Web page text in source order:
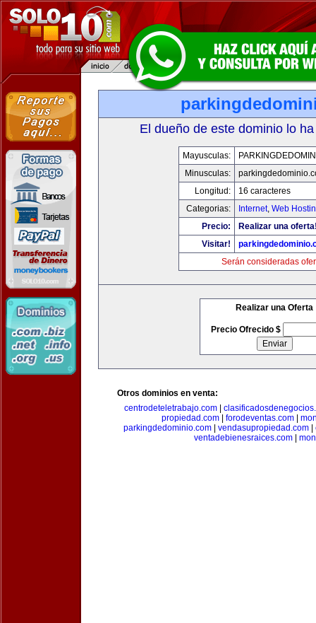
El dueño de este dominio lo
Mayusculas:
Minusculas:
Longitud:
16 caracteres
Categorias:
Internet, Web
Precio:
Realizar una
Visitar!
Serán consideradas
Realizar una Oferta
Precio Ofrecido $
Otros dominios en venta:
centrodeteletrabajo.com
propiedad.com
forodeventas.com
parkingdedominio.com| vendasupropiedad.com|
ventadebienesraices.com